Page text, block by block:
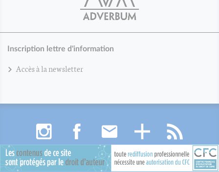
Inscription lettre d'information
Accès à la newsletter